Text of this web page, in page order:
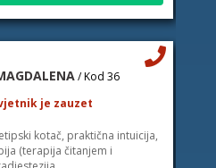
kotač, praktična intuicija,
(terapija čitanjem i